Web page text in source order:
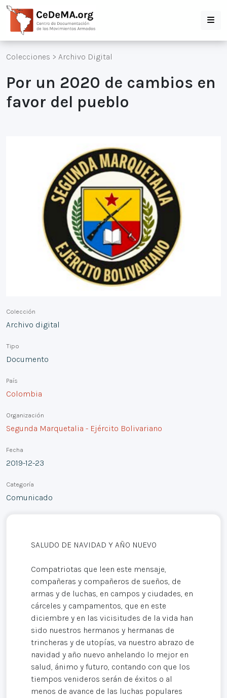
Colecciones > Archivo Digital
Por un 2020 de cambios en
favor del pueblo
Colección
Archivo digital
Tipo
Documento
País
Colombia
Organización
Segunda Marquetalia - Ejército Bolivariano
Fecha
2019-12-23
Categoría
Comunicado
SALUDO DE NAVIDAD Y AÑO NUEVO
Compatriotas que leen este mensaje,
compañeras y compañeros de sueños, de
armas y de luchas, en campos y ciudades, en
cárceles y campamentos, que en este
diciembre y en las vicisitudes de la vida han
sido nuestros hermanos y hermanas de
trincheras y de utopías, va nuestro abrazo de
navidad y año nuevo anhelando lo mejor en
salud, ánimo y futuro, contando con que los
tiempos venideros serán de éxitos o al
menos de avance de las luchas populares